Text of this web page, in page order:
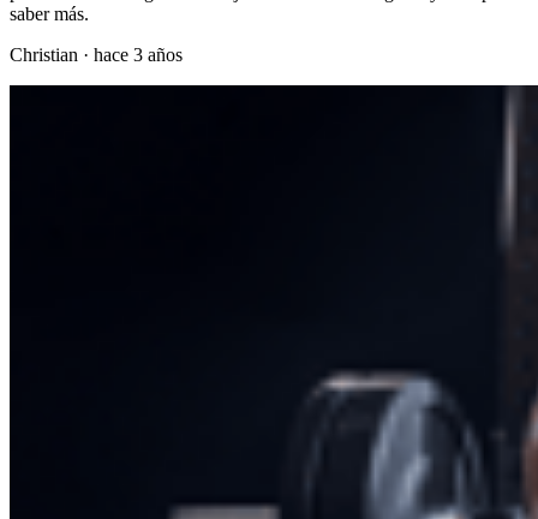
saber más.
Christian · hace 3 años